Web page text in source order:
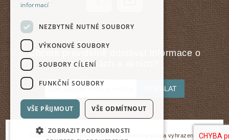
Chcete pravidelně dostávat informace o
novinkách a akcích?
ODESLAT
Copyright © 2026 Ruční přáníčka. Všechna práva vyhrazena.
informací
NEZBYTNĚ NUTNÉ SOUBORY
VÝKONOVÉ SOUBORY
SOUBORY CÍLENÍ
FUNKČNÍ SOUBORY
VŠE PŘIJMOUT VŠE ODMÍTNOUT
ZOBRAZIT PODROBNOSTI